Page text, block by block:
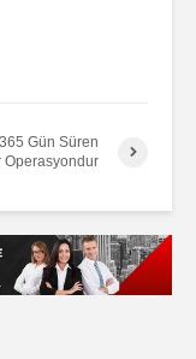
Gün Süren
Operasyondur